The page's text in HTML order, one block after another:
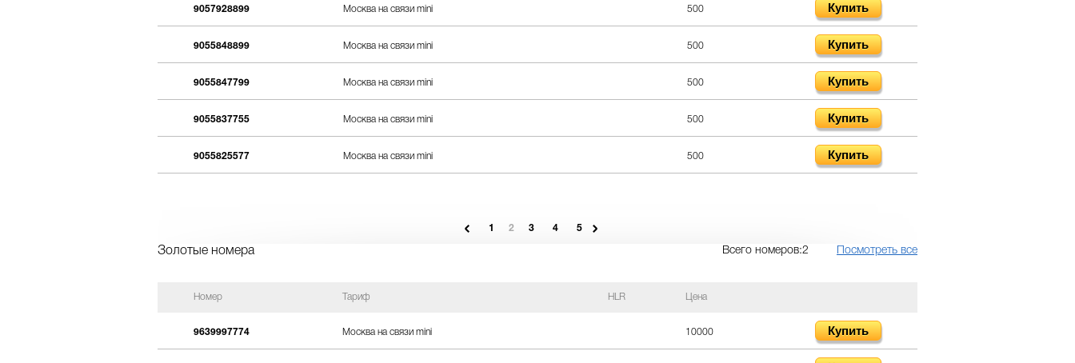
9057928899 Москва на связи mini 500 Купить
9055848899 Москва на связи mini 500 Купить
9055847799 Москва на связи mini 500 Купить
9055837755 Москва на связи mini 500 Купить
9055825577 Москва на связи mini 500 Купить
1 2 3 4 5
Золотые номера Всего номеров:2 Посмотреть все
Номер Тариф HLR Цена
9639997774 Москва на связи mini 10000 Купить